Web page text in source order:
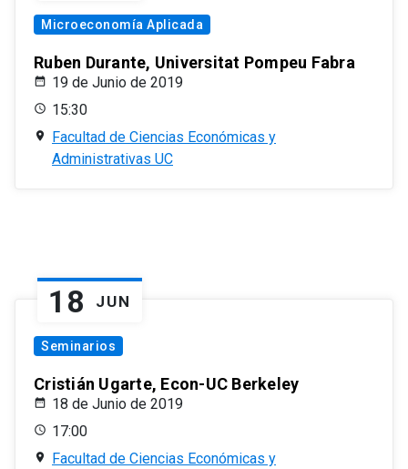
Microeconomía Aplicada
Ruben Durante, Universitat Pompeu Fabra
19 de Junio de 2019
15:30
Facultad de Ciencias Económicas y
Administrativas UC
18 JUN
Seminarios
Cristián Ugarte, Econ-UC Berkeley
18 de Junio de 2019
17:00
Facultad de Ciencias Económicas y